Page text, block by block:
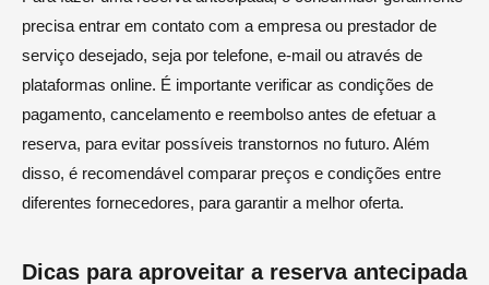
precisa entrar em contato com a empresa ou prestador de
serviço desejado, seja por telefone, e-mail ou através de
plataformas online. É importante verificar as condições de
pagamento, cancelamento e reembolso antes de efetuar a
reserva, para evitar possíveis transtornos no futuro. Além
disso, é recomendável comparar preços e condições entre
diferentes fornecedores, para garantir a melhor oferta.
Dicas para aproveitar a reserva antecipada